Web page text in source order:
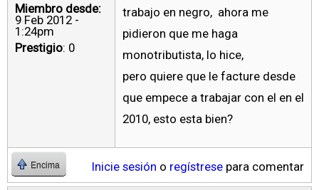
Miembro desde:
9 Feb 2012 -
1:24pm
Prestigio: 0
trabajo en negro, ahora me
pidieron que me haga
monotributista, lo hice,
pero quiere que le facture desde
que empece a trabajar con el en el
2010, esto esta bien?
Encima Inicie sesión o regístrese para comentar